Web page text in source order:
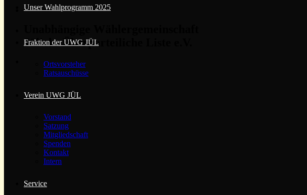
Jülichs Überparteiliche Liste e.V.
Unser Wahlprogramm 2025
Fraktion der UWG JÜL
Ortsvorsteher
Ratsauschüsse
Verein UWG JÜL
Vorstand
Satzung
Mitgliedschaft
Spenden
Kontakt
Intern
Service